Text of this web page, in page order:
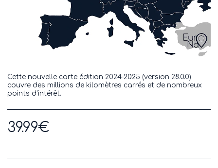
Cette nouvelle carte édition 2024-2025 (version 28.0.0)
couvre des millions de kilomètres carrés et de nombreux
points d’intérêt.
39.99€